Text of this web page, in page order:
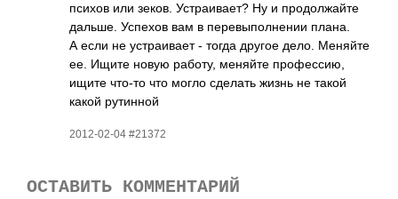
психов или зеков. Устр­аива­ет? Ну и прод­олжа­йте
дальше. Успехов вам в пере­выпо­лнении плана.
А если не устр­аивает - тогда другое дело. Меняйте
ее. Ищите новую работу, меняйте проф­ессию,
ищите что-то что могло сделать жизнь не такой
какой рути­нной
2012-02-04 #21372
ОСТАВИТЬ КОММЕНТАРИЙ